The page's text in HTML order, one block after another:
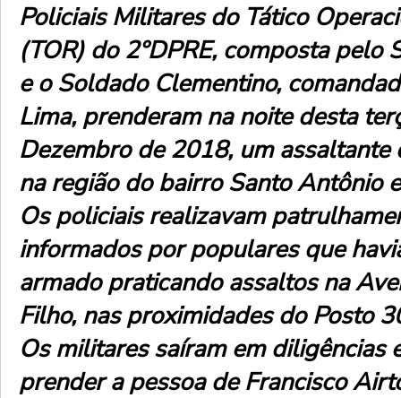
Policiais Militares do Tático
(TOR) do 2°DPRE, composta pelo
e o Soldado Clementino,
Lima, prenderam na noite desta
Dezembro de 2018, um assaltante
na região do bairro Santo Antônio
Os policiais realizavam
informados por populares que
armado praticando assaltos na
Filho, nas proximidades do Posto
Os militares saíram em diligências
prender a pessoa de Francisco